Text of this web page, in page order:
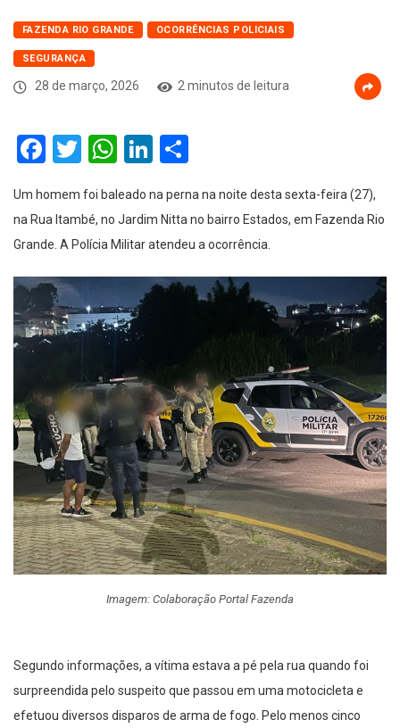
FAZENDA RIO GRANDE OCORRÊNCIAS POLICIAIS
SEGURANÇA
28 de março, 2026 2 minutos de leitura
Facebook
Twitter
WhatsApp
LinkedIn
Um homem foi baleado na perna na noite desta sexta-feira (27),
na Rua Itambé, no Jardim Nitta no bairro Estados, em Fazenda Rio
Grande. A Polícia Militar atendeu a ocorrência.
Imagem: Colaboração Portal Fazenda
Segundo informações, a vítima estava a pé pela rua quando foi
surpreendida pelo suspeito que passou em uma motocicleta e
efetuou diversos disparos de arma de fogo. Pelo menos cinco